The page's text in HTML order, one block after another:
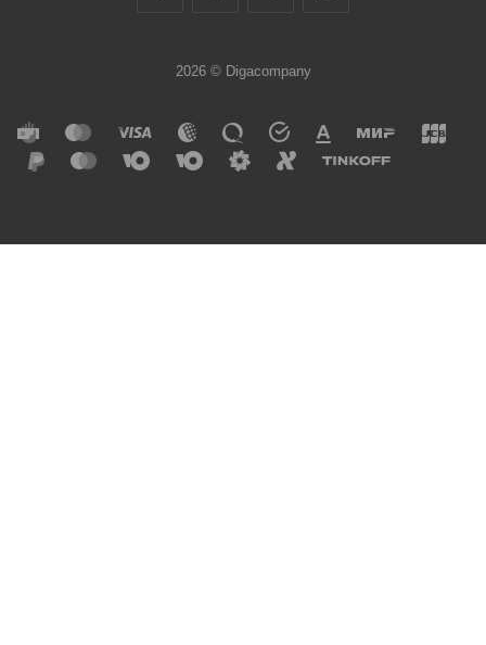
2026 © Digacompany